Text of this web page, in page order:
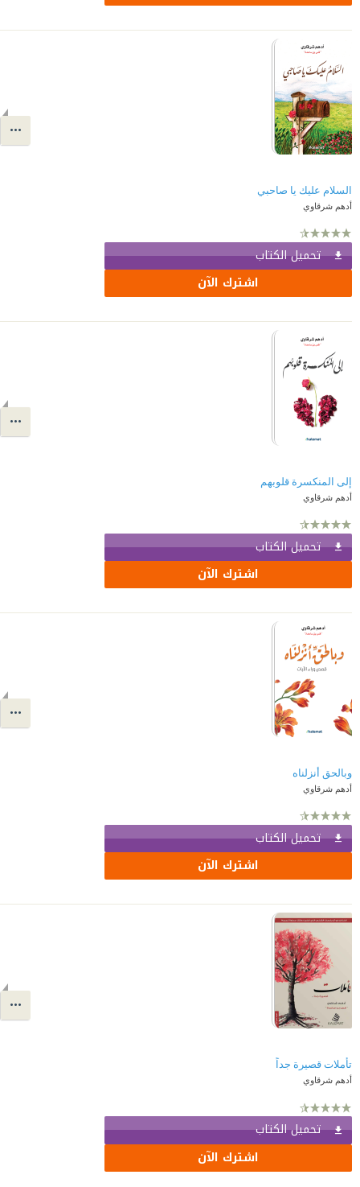
السلام عليك يا صاحبي
أدهم شرقاوي
تحميل الكتاب
اشترك الآن
إلى المنكسرة قلوبهم
أدهم شرقاوي
تحميل الكتاب
اشترك الآن
وبالحق أنزلناه
أدهم شرقاوي
تحميل الكتاب
اشترك الآن
تأملات قصيرة جداً
أدهم شرقاوي
تحميل الكتاب
اشترك الآن